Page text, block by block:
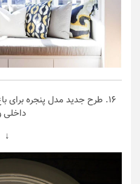
۱۶. طرح جدید مدل پنجره برای
داخلی
↓